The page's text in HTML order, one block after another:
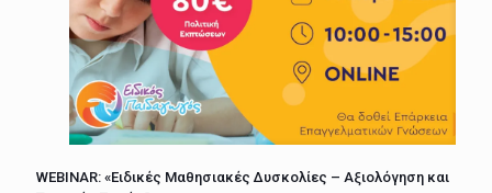
WEBINAR: «Ειδικές Μαθησιακές Δυσκολίες – Αξιολόγηση και